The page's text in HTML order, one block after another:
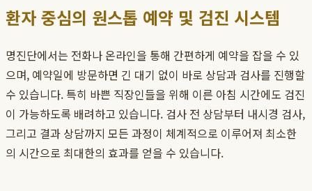
환자 중심의 원스톱 예약 및 검진 시스템
명진단에서는 전화나 온라인을 통해 간편하게 예약을 잡을 수 있
으며, 예약일에 방문하면 긴 대기 없이 바로 상담과 검사를 진행할
수 있습니다. 특히 바쁜 직장인들을 위해 이른 아침 시간에도 검진
이 가능하도록 배려하고 있습니다. 검사 전 상담부터 내시경 검사,
그리고 결과 상담까지 모든 과정이 체계적으로 이루어져 최소한
의 시간으로 최대한의 효과를 얻을 수 있습니다.